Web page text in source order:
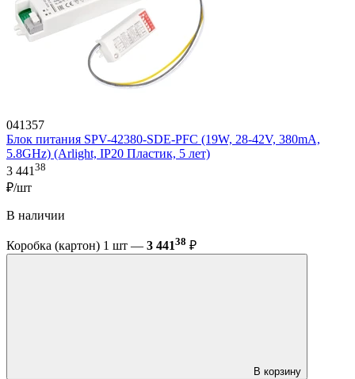
041357
Блок питания SPV-42380-SDE-PFC (19W, 28-42V, 380mA,
5.8GHz) (Arlight, IP20 Пластик, 5 лет)
3 441 38
₽/шт
В наличии
Коробка (картон) 1 шт — 3 44138 ₽
В корзину